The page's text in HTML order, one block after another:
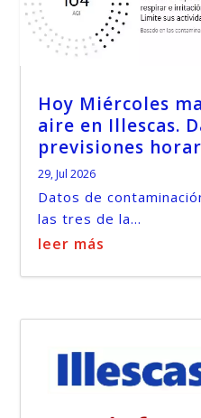
Hoy Miércoles
aire en Illescas.
previsiones
29, Jul 2026
Datos de
las tres de la...
leer más